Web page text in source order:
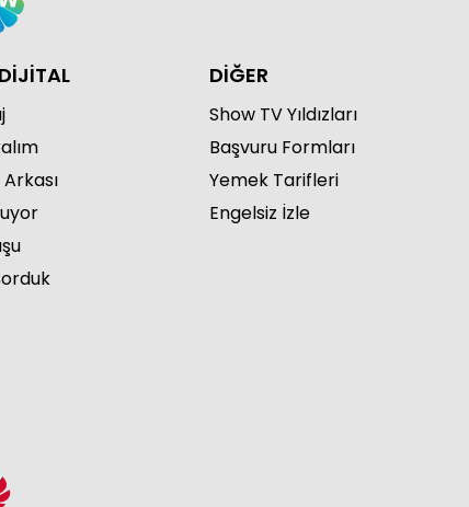
Cumartesi Sürprizi 655. Bölüm
DİĞER
Show TV Yıldızları
Başvuru Formları
Yemek Tarifleri
Engelsiz İzle